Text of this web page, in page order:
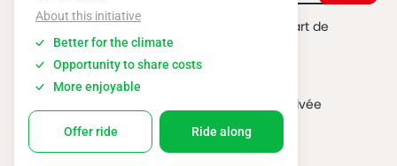
J'accepte de recevoir des e-mails de la part de
BATIBOUW.*
Vie privée
Politique Cookies